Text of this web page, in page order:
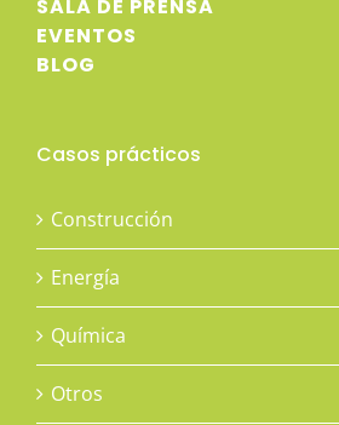
SALA DE PRENSA
EVENTOS
BLOG
Casos prácticos
Construcción
Energía
Química
Otros